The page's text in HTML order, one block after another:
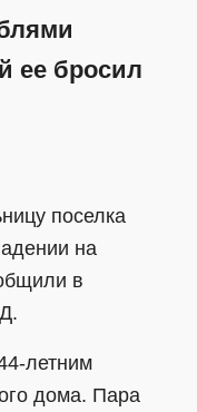
ее бросил
поселка
на
в
летним
дома. Пара